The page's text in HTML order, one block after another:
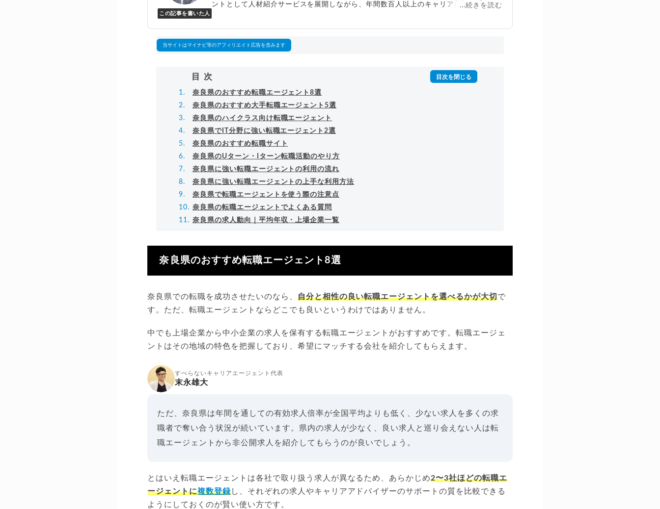
この記事を書いた人
ントとして人材紹介サービスを展開しながら、年間数百人以上のキャリア相談に乗る。
...続きを読む
当サイトはマイナビ等のアフィリエイト広告を含みます
目次
奈良県のおすすめ転職エージェント8選
奈良県のおすすめ大手転職エージェント5選
奈良県のハイクラス向け転職エージェント
奈良県でIT分野に強い転職エージェント2選
奈良県のおすすめ転職サイト
奈良県のUターン・Iターン転職活動のやり方
奈良県に強い転職エージェントの利用の流れ
奈良県に強い転職エージェントの上手な利用方法
奈良県で転職エージェントを使う際の注意点
奈良県の転職エージェントでよくある質問
奈良県の求人動向｜平均年収・上場企業一覧
奈良県のおすすめ転職エージェント8選
奈良県での転職を成功させたいのなら、 自分と相性の良い転職エージェントを選べるかが大切で
す。ただ、転職エージェントならどこでも良いというわけではありません。
中でも上場企業から中小企業の求人を保有する転職エージェントがおすすめです。転職エージェ
ントはその地域の特色を把握しており、希望にマッチする会社を紹介してもらえます。
すべらないキャリアエージェント代表
末永雄大
ただ、奈良県は年間を通しての有効求人倍率が全国平均よりも低く、少ない求人を多くの求
職者で奪い合う状況が続いています。県内の求人が少なく、良い求人と巡り会えない人は転
職エージェントから非公開求人を紹介してもらうのが良いでしょう。
とはいえ転職エージェントは各社で取り扱う求人が異なるため、あらかじめ2〜3社ほどの転職エ
ージェントに複数登録し、それぞれの求人やキャリアアドバイザーのサポートの質を比較できる
ようにしておくのが賢い使い方です。